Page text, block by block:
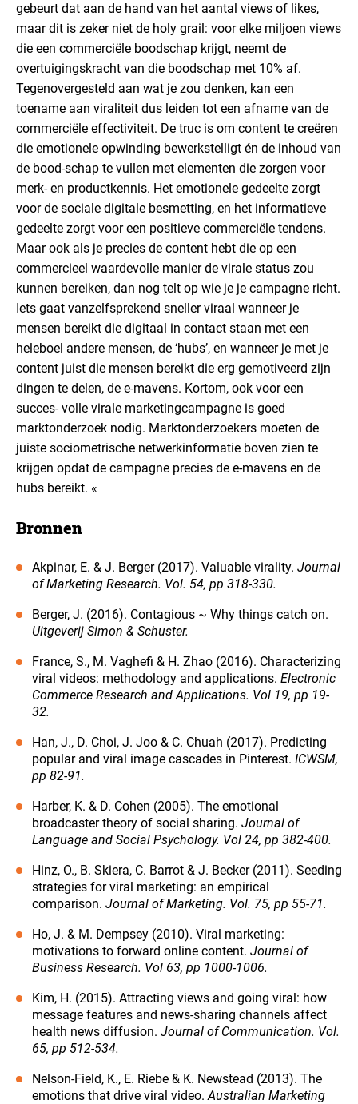
gebeurt dat aan de hand van het aantal views of likes,
maar dit is zeker niet de holy grail: voor elke miljoen views
die een commerciële boodschap krijgt, neemt de
overtuigingskracht van die boodschap met 10% af.
Tegenovergesteld aan wat je zou denken, kan een
toename aan viraliteit dus leiden tot een afname van de
commerciële effectiviteit. De truc is om content te creëren
die emotionele opwinding bewerkstelligt én de inhoud van
de bood-schap te vullen met elementen die zorgen voor
merk- en productkennis. Het emotionele gedeelte zorgt
voor de sociale digitale besmetting, en het informatieve
gedeelte zorgt voor een positieve commerciële tendens.
Maar ook als je precies de content hebt die op een
commercieel waardevolle manier de virale status zou
kunnen bereiken, dan nog telt op wie je je campagne richt.
Iets gaat vanzelfsprekend sneller viraal wanneer je
mensen bereikt die digitaal in contact staan met een
heleboel andere mensen, de ‘hubs’, en wanneer je met je
content juist die mensen bereikt die erg gemotiveerd zijn
dingen te delen, de e-mavens. Kortom, ook voor een
succes- volle virale marketingcampagne is goed
marktonderzoek nodig. Marktonderzoekers moeten de
juiste sociometrische netwerkinformatie boven zien te
krijgen opdat de campagne precies de e-mavens en de
hubs bereikt. «
Bronnen
Akpinar, E. & J. Berger (2017). Valuable virality. Journal
of Marketing Research. Vol. 54, pp 318-330.
Berger, J. (2016). Contagious ~ Why things catch on.
Uitgeverij Simon & Schuster.
France, S., M. Vaghefi & H. Zhao (2016). Characterizing
viral videos: methodology and applications. Electronic
Commerce Research and Applications. Vol 19, pp 19-
32.
Han, J., D. Choi, J. Joo & C. Chuah (2017). Predicting
popular and viral image cascades in Pinterest. ICWSM,
pp 82-91.
Harber, K. & D. Cohen (2005). The emotional
broadcaster theory of social sharing. Journal of
Language and Social Psychology. Vol 24, pp 382-400.
Hinz, O., B. Skiera, C. Barrot & J. Becker (2011). Seeding
strategies for viral marketing: an empirical
comparison. Journal of Marketing. Vol. 75, pp 55-71.
Ho, J. & M. Dempsey (2010). Viral marketing:
motivations to forward online content. Journal of
Business Research. Vol 63, pp 1000-1006.
Kim, H. (2015). Attracting views and going viral: how
message features and news-sharing channels affect
health news diffusion. Journal of Communication. Vol.
65, pp 512-534.
Nelson-Field, K., E. Riebe & K. Newstead (2013). The
emotions that drive viral video.Australian Marketing